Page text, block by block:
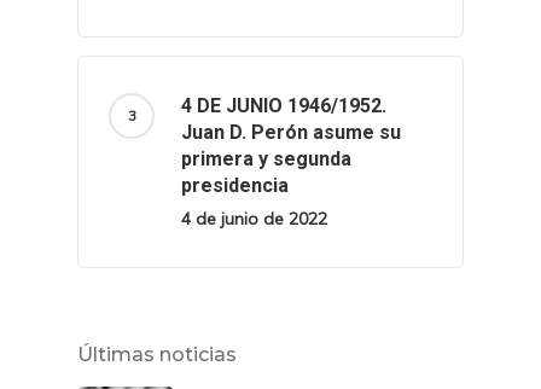
4 DE JUNIO 1946/1952.
Juan D. Perón asume su
primera y segunda
presidencia
4 de junio de 2022
Últimas noticias